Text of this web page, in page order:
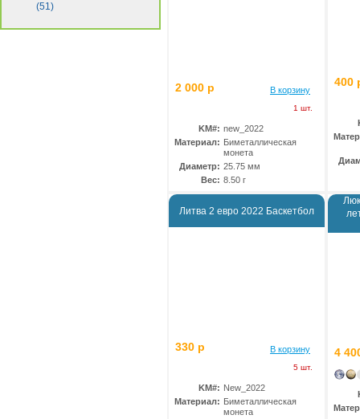
(51)
2 000 р В корзину
1 шт.
KM#: new_2022
Материал: Биметаллическая
монета
Диаметр: 25.75 мм
Вес: 8.50 г
400
Литва 2 евро 2022 Баскетбол
330 р В корзину
5 шт.
KM#: New_2022
Материал: Биметаллическая
монета
4